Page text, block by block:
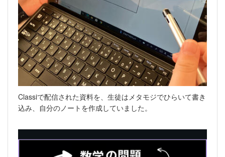
Classiで配信された資料を、生徒はメタモジでひらいて書き
込み、自分のノートを作成していました。